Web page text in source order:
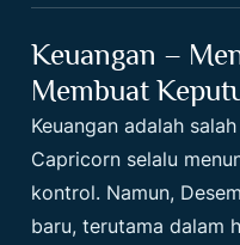
Keuangan –
Membuat
Keuangan adalah
Capricorn selalu
kontrol. Namun,
baru, terutama dalam